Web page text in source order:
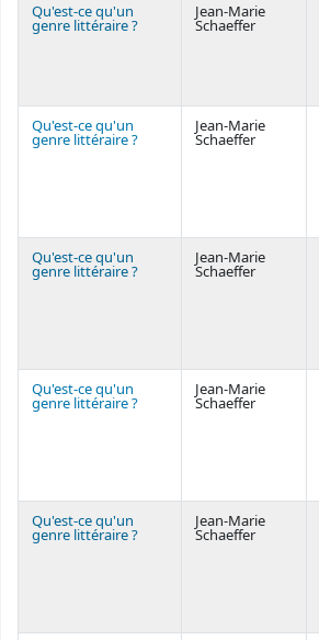
Qu'est-ce qu'un
genre littéraire ?
Jean-Marie
Schaeffer
Qu'est-ce qu'un
genre littéraire ?
Jean-Marie
Schaeffer
Qu'est-ce qu'un
genre littéraire ?
Jean-Marie
Schaeffer
Qu'est-ce qu'un
genre littéraire ?
Jean-Marie
Schaeffer
Qu'est-ce qu'un
genre littéraire ?
Jean-Marie
Schaeffer